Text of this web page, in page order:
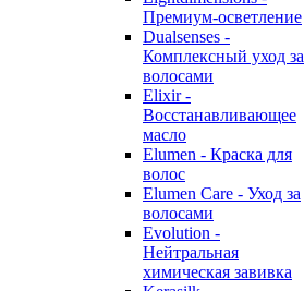
Премиум-осветление
Dualsenses -
Комплексный уход за
волосами
Elixir -
Восстанавливающее
масло
Elumen - Краска для
волос
Elumen Care - Уход за
волосами
Evolution -
Нейтральная
химическая завивка